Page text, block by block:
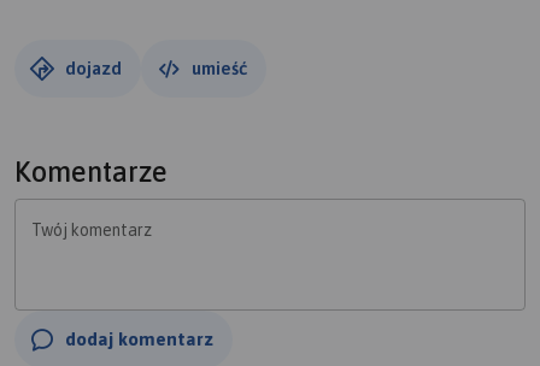
dojazd umieść
Komentarze
Twój komentarz
dodaj komentarz